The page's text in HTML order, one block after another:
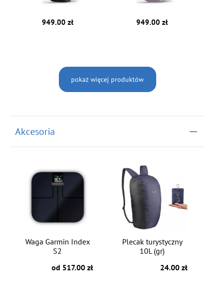
949.00 zł 949.00 zł
pokaż więcej produktów
Akcesoria
Waga Garmin Index
S2
od 517.00 zł
Plecak turystyczny
10L (gr)
24.00 zł